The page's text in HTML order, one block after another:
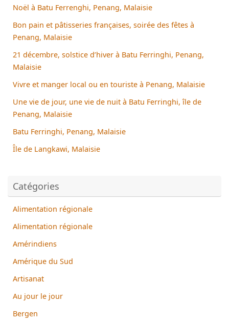
Noël à Batu Ferrenghi, Penang, Malaisie
Bon pain et pâtisseries françaises, soirée des fêtes à
Penang, Malaisie
21 décembre, solstice d’hiver à Batu Ferringhi, Penang,
Malaisie
Vivre et manger local ou en touriste à Penang, Malaisie
Une vie de jour, une vie de nuit à Batu Ferringhi, île de
Penang, Malaisie
Batu Ferringhi, Penang, Malaisie
Île de Langkawi, Malaisie
Catégories
Alimentation régionale
Alimentation régionale
Amérindiens
Amérique du Sud
Artisanat
Au jour le jour
Bergen